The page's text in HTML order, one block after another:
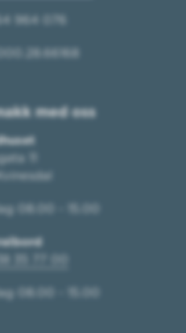
964 076
med oss
11
08.00 - 15.00
38 35 77 00
08.00 - 15.00